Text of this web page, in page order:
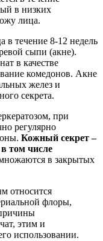
в низких
лица.
в течение 8-12 недель
сыпи (акне).
в качестве
комедонов. Акне
желез и
секрета.
при
регулярно
Кожный секрет –
том числе
в закрытых
относится
флоры,
этим и
использовании.